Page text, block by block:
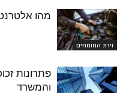
זירת המומחים
מהו
פתרונות
והמשרד